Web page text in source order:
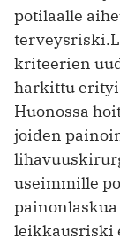
potilaalle
kriteerien
harkittu
Huonossa
joiden
useimmille
leikkausriski